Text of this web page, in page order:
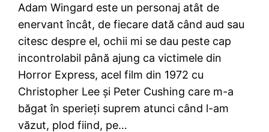
Adam Wingard este un personaj atât de
enervant încât, de fiecare dată când aud sau
citesc despre el, ochii mi se dau peste cap
incontrolabil până ajung ca victimele din
Horror Express, acel film din 1972 cu
Christopher Lee şi Peter Cushing care m-a
băgat în sperieţi suprem atunci când l-am
văzut, plod fiind, pe…